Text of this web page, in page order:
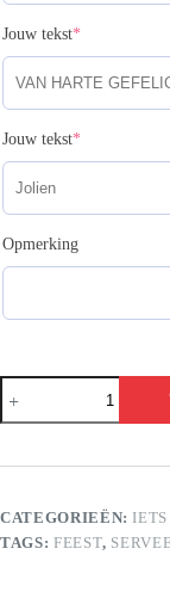
Jouw tekst*
Jouw tekst*
Opmerking
Drink
eet
geniet
CATEGORIEËN:
TAGS: FEEST,